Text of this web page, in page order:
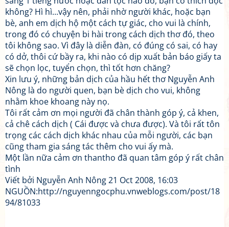
không? Hì hì...vậy nên, phải nhờ người khác, hoặc bạn
bè, anh em dịch hộ một cách tự giác, cho vui là chính,
trong đó có chuyện bi hài trong cách dịch thơ đó, theo
tôi không sao. Vì đây là diễn đàn, có đúng có sai, có hay
có dở, thôi cứ bầy ra, khi nào có dịp xuất bản báo giấy ta
sẽ chọn lọc, tuyển chọn, thì tốt hơn chăng?
Xin lưu ý, những bản dịch của hầu hết thơ Nguyễn Anh
Nông là do người quen, bạn bè dịch cho vui, không
nhằm khoe khoang này nọ.
Tôi rất cảm ơn mọi người đã chân thành góp ý, cả khen,
cả chê cách dịch ( Cái được và chưa được). Và tôi rất tôn
trọng các cách dịch khác nhau của mỗi người, các bạn
cũng tham gia sáng tác thêm cho vui ấy mà.
Một lần nữa cảm ơn thantho đã quan tâm góp ý rất chân
tình
Viết bởi Nguyễn Anh Nông 21 Oct 2008, 16:03
NGUỒN:http://nguyenngocphu.vnweblogs.com/post/18
94/81033